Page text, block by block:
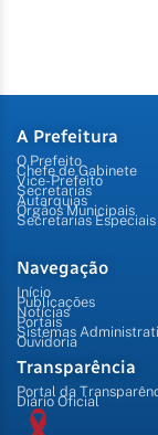
A Prefeitura
O Prefeito
Chefe de Gabinete
Vice-Prefeito
Secretarias
Autarquias
Órgãos Municipais
Secretarias Especiais
Navegação
Início
Publicações
Notícias
Portais
Sistemas
Ouvidoria
Transparência
Portal da
Diário Oficial